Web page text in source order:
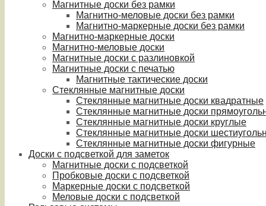
Магнитные доски без рамки
Магнитно-меловые доски без рамки
Магнитно-маркерные доски без рамки
Магнитно-маркерные доски
Магнитно-меловые доски
Магнитные доски с разлиновкой
Магнитные доски с печатью
Магнитные тактические доски
Стеклянные магнитные доски
Стеклянные магнитные доски квадратные
Стеклянные магнитные доски
Стеклянные магнитные доски круглые
Стеклянные магнитные доски
Стеклянные магнитные доски фигурные
Доски с подсветкой для заметок
Магнитные доски с подсветкой
Пробковые доски с подсветкой
Маркерные доски с подсветкой
Меловые доски с подсветкой